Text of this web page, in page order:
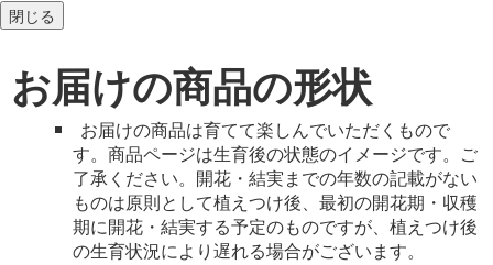
閉じる
お届けの商品の形状
お届けの商品は育てて楽しんでいただくもので
す。商品ページは生育後の状態のイメージです。ご
了承ください。開花・結実までの年数の記載がない
ものは原則として植えつけ後、最初の開花期・収穫
期に開花・結実する予定のものですが、植えつけ後
の生育状況により遅れる場合がございます。